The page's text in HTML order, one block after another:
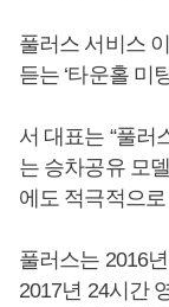
풀러스 서비스
듣는 ‘타운홀 미
서 대표는 “풀러
는 승차공유 모
에도 적극적으
풀러스는 2016
2017년 24시간